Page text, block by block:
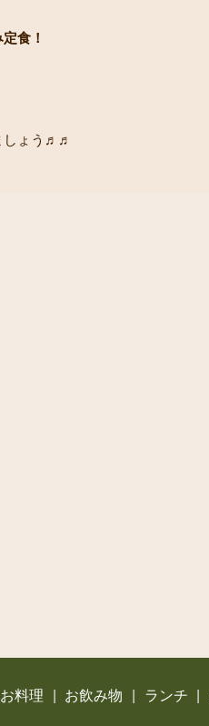
食！
しょう♬♬
お料理 お飲み物 ランチ